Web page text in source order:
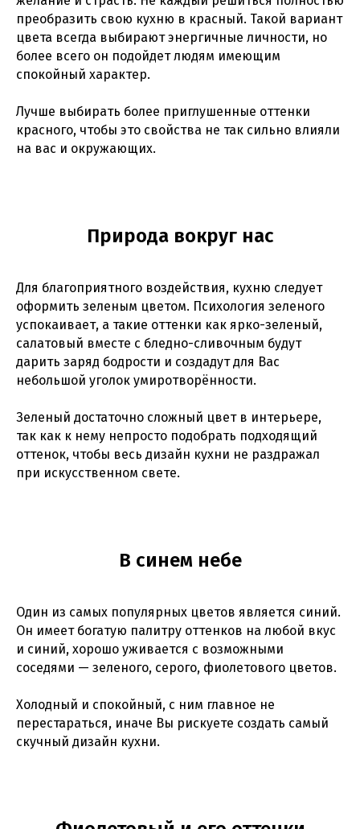
преобразить свою кухню в красный. Такой вариант
цвета всегда выбирают энергичные личности, но
более всего он подойдет людям имеющим
спокойный характер.
Лучше выбирать более приглушенные оттенки
красного, чтобы это свойства не так сильно влияли
на вас и окружающих.
Природа вокруг нас
Для благоприятного воздействия, кухню следует
оформить зеленым цветом. Психология зеленого
успокаивает, а такие оттенки как ярко-зеленый,
салатовый вместе с бледно-сливочным будут
дарить заряд бодрости и создадут для Вас
небольшой уголок умиротворённости.
Зеленый достаточно сложный цвет в интерьере,
так как к нему непросто подобрать подходящий
оттенок, чтобы весь дизайн кухни не раздражал
при искусственном свете.
В синем небе
Один из самых популярных цветов является синий.
Он имеет богатую палитру оттенков на любой вкус
и синий, хорошо уживается с возможными
соседями — зеленого, серого, фиолетового цветов.
Холодный и спокойный, с ним главное не
перестараться, иначе Вы рискуете создать самый
скучный дизайн кухни.